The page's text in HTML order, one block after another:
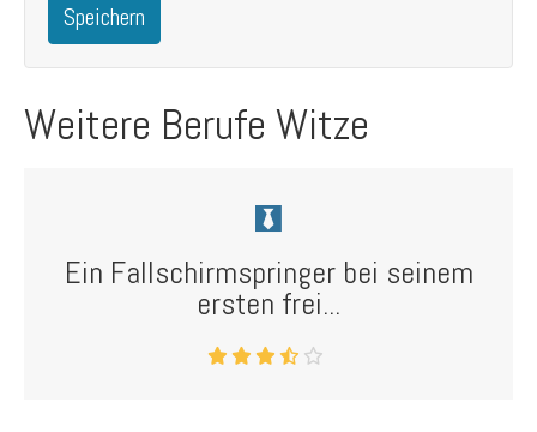
Speichern
Weitere Berufe Witze
Ein Fallschirmspringer bei seinem
ersten frei...